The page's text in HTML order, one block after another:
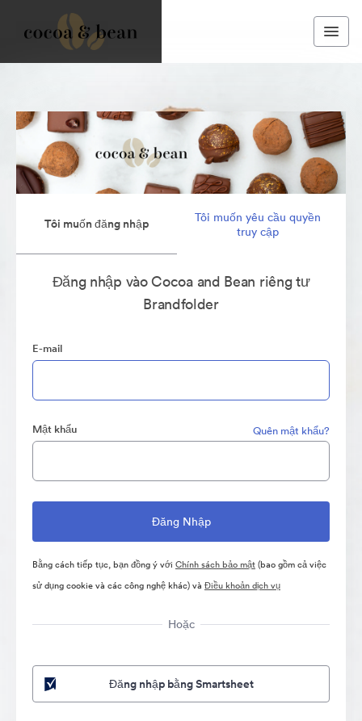
Tôi muốn đăng nhập
Tôi muốn yêu cầu quyền
truy cập
Đăng nhập vào Cocoa and Bean riêng tư
Brandfolder
E-mail
Mật khẩu Quên mật khẩu?
Bằng cách tiếp tục, bạn đồng ý với Chính sách bảo mật(bao gồm cả việc
sử dụng cookie và các công nghệ khác) và Điều khoản dịch vụ
Hoặc
Đăng nhập bằng Smartsheet